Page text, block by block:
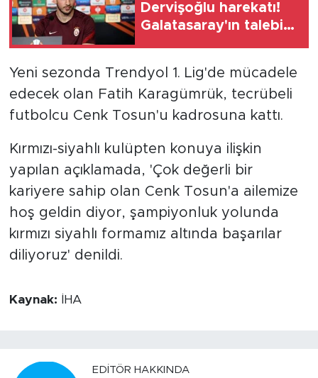
Dervişoğlu harekatı!
Galatasaray'ın talebi
Yeni sezonda Trendyol 1. Lig'de mücadele
edecek olan Fatih Karagümrük, tecrübeli
futbolcu Cenk Tosun'u kadrosuna kattı.
Kırmızı-siyahlı kulüpten konuya ilişkin
yapılan açıklamada, 'Çok değerli bir
kariyere sahip olan Cenk Tosun'a ailemize
hoş geldin diyor, şampiyonluk yolunda
kırmızı siyahlı formamız altında başarılar
diliyoruz' denildi.
Kaynak: İHA
EDITÖR HAKKINDA